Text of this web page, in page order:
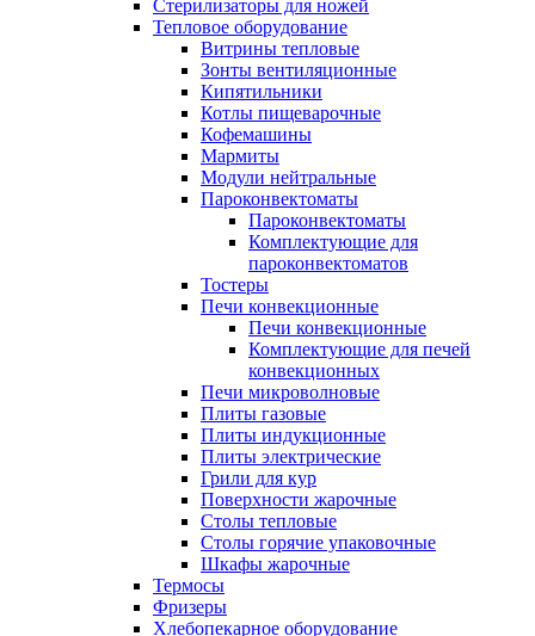
Стерилизаторы для ножей
Тепловое оборудование
Витрины тепловые
Зонты вентиляционные
Кипятильники
Котлы пищеварочные
Кофемашины
Мармиты
Модули нейтральные
Пароконвектоматы
Пароконвектоматы
Комплектующие для
пароконвектоматов
Тостеры
Печи конвекционные
Печи конвекционные
Комплектующие для печей
конвекционных
Печи микроволновые
Плиты газовые
Плиты индукционные
Плиты электрические
Грили для кур
Поверхности жарочные
Столы тепловые
Столы горячие упаковочные
Шкафы жарочные
Термосы
Фризеры
Хлебопекарное оборудование